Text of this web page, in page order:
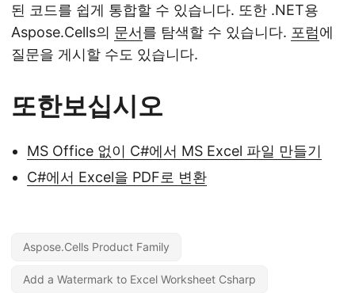
된 코드를 쉽게 통합할 수 있습니다. 또한 .NET용
Aspose.Cells의 문서를 탐색할 수 있습니다. 포럼에
질문을 게시할 수도 있습니다.
또한보십시오
MS Office 없이 C#에서 MS Excel 파일 만들기
C#에서 Excel을 PDF로 변환
Aspose.Cells Product Family
Add a Watermark to Excel Worksheet Csharp